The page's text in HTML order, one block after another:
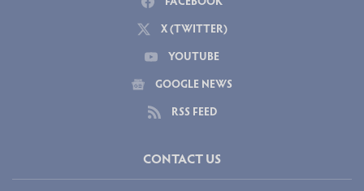
X (TWITTER)
YOUTUBE
GOOGLE NEWS
RSS FEED
CONTACT US